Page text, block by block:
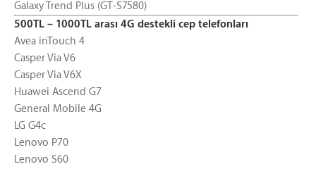
Galaxy Trend Plus (GT-S7580)
500TL – 1000TL arası 4G destekli cep telefonları
Avea inTouch 4
Casper Via V6
Casper Via V6X
Huawei Ascend G7
General Mobile 4G
LG G4c
Lenovo P70
Lenovo S60